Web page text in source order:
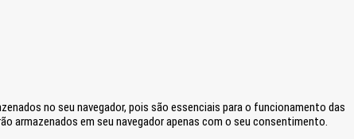
no seu navegador, pois são essenciais para o funcionamento das
armazenados em seu navegador apenas com o seu consentimento.